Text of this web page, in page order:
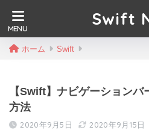
Swift
ホーム Swift
【Swift】ナビゲーション
方法
2020年9月5日 2020年9月15日